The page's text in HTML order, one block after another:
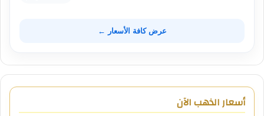
عرض كافة الأسعار ←
أسعار الذهب الآن